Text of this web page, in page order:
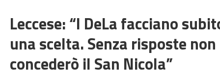
Video
Leccese: “I DeLa facciano
una scelta. Senza risposte non
concederò il San Nicola”